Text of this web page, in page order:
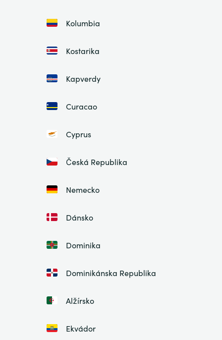
Kolumbia
Kostarika
Kapverdy
Curacao
Cyprus
Česká Republika
Nemecko
Dánsko
Dominika
Dominikánska Republika
Alžírsko
Ekvádor